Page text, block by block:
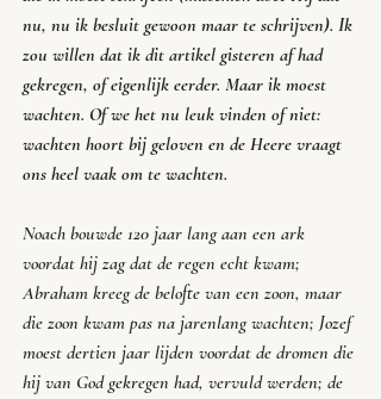
nu, nu ik besluit gewoon maar te schrijven). Ik
zou willen dat ik dit artikel gisteren af had
gekregen, of eigenlijk eerder. Maar ik moest
wachten. Of we het nu leuk vinden of niet:
wachten hoort bij geloven en de Heere vraagt
ons heel vaak om te wachten.
Noach bouwde 120 jaar lang aan een ark
voordat hij zag dat de regen echt kwam;
Abraham kreeg de belofte van een zoon, maar
die zoon kwam pas na jarenlang wachten; Jozef
moest dertien jaar lijden voordat de dromen die
hij van God gekregen had, vervuld werden; de